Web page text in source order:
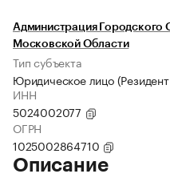
Администрация Городского
Московской Области
Тип субъекта
Юридическое лицо
ИНН
5024002077
ОГРН
1025002864710
Описание